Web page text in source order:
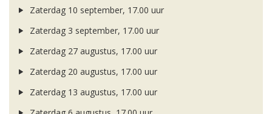
Zaterdag 10 september, 17.00 uur
Zaterdag 3 september, 17.00 uur
Zaterdag 27 augustus, 17.00 uur
Zaterdag 20 augustus, 17.00 uur
Zaterdag 13 augustus, 17.00 uur